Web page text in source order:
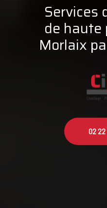
Services
de haute
Morlaix
02 22